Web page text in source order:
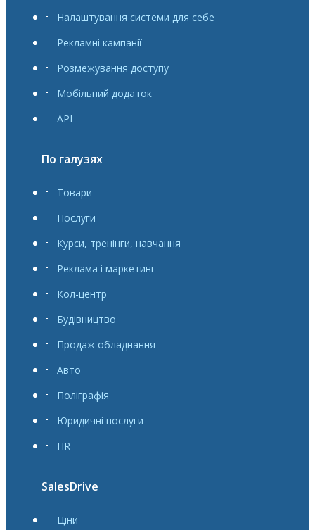
Налаштування системи для себе
Рекламні кампанії
Розмежування доступу
Мобільний додаток
API
По галузях
Товари
Послуги
Курси, тренінги, навчання
Реклама і маркетинг
Кол-центр
Будівництво
Продаж обладнання
Авто
Поліграфія
Юридичні послуги
HR
SalesDrive
Ціни